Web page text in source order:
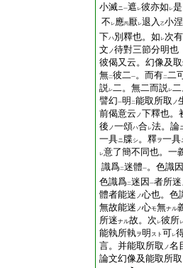
小滅ニ一遮 レ彼亦如 レ
不 レ應丙厭レ退入 乙小
下ハ別釋也。如 レ次
文 ノ待對三節分明也
彼偈又云。幻像及
無二彼二一。而有二二
説レ二。無二而説レ
譬幻一明 二能取所取 ノ
前偈意云 ノ下釋也。
後 ノ一頌ハ合レ法。論
一具ニ牒シ。釋ヲ一具
レ意了簡不同也。一
識爲二迷體一。色識
色識爲二迷因 一者所迷
體者能迷 ノ心也。色
無故能迷 ノ心モ無ナル
所迷ナル故。次 レ彼所レ
能執所執ヲ明 スト 可レ
言。并能取所取 ノ名
論文幻像及能取所取